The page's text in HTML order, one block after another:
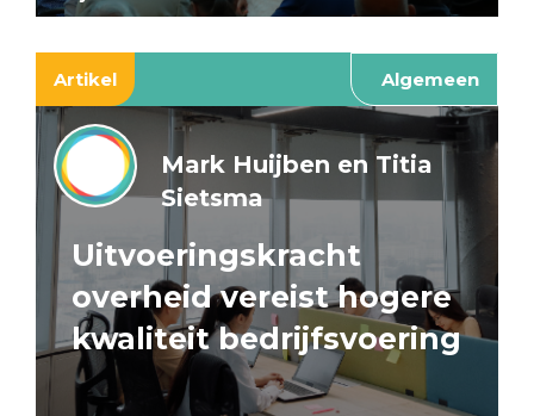
Artikel Algemeen
Mark Huijben en Titia
Sietsma
Uitvoeringskracht
overheid vereist hogere
kwaliteit bedrijfsvoering